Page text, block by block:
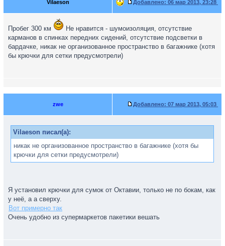
Vilaeson Добавлено: 06 мар 2013, 23:28
Пробег 300 км
Не нравится - шумоизоляция, отсутствие
карманов в спинках передних сидений, отсутствие подсветки в
бардачке, никак не организованное пространство в багажнике (хотя
бы крючки для сетки предусмотрели)
zwe Добавлено: 07 мар 2013, 05:03
Vilaeson писал(а):
никак не организованное пространство в багажнике (хотя бы
крючки для сетки предусмотрели)
Я установил крючки для сумок от Октавии, только не по бокам, как
у неё, а а сверху.
Вот примерно так
Очень удобно из супермаркетов пакетики вешать